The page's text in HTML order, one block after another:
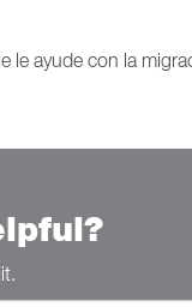
le ayude con la